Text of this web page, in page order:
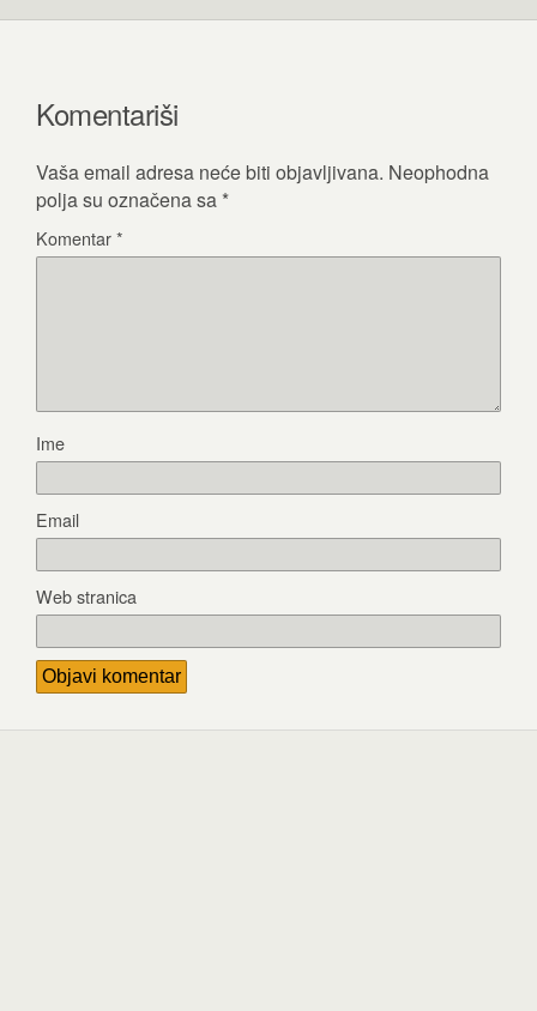
Komentariši
Vaša email adresa neće biti objavljivana. Neophodna
polja su označena sa *
Komentar*
Ime
Email
Web stranica